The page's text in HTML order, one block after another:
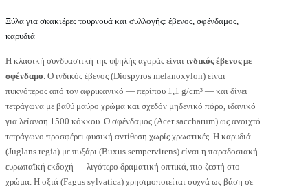
Ξύλα για σκακιέρες τουρνουά και συλλογής: έβενος, σφένδαμος,
καρυδιά
Η κλασική συνδυαστική της υψηλής αγοράς είναι ινδικός έβενος με
σφένδαμο. Ο ινδικός έβενος (Diospyros melanoxylon) είναι
πυκνότερος από τον αφρικανικό — περίπου 1,1 g/cm³ — και δίνει
τετράγωνα με βαθύ μαύρο χρώμα και σχεδόν μηδενικό πόρο, ιδανικό
για λείανση 1500 κόκκου. Ο σφένδαμος (Acer saccharum) ως ανοιχτό
τετράγωνο προσφέρει φυσική αντίθεση χωρίς χρωστικές. Η καρυδιά
(Juglans regia) με πυξάρι (Buxus sempervirens) είναι η παραδοσιακή
ευρωπαϊκή εκδοχή — λιγότερο δραματική οπτικά, πιο ζεστή στο
χρώμα. Η οξιά (Fagus sylvatica) χρησιμοποιείται συχνά ως βάση σε